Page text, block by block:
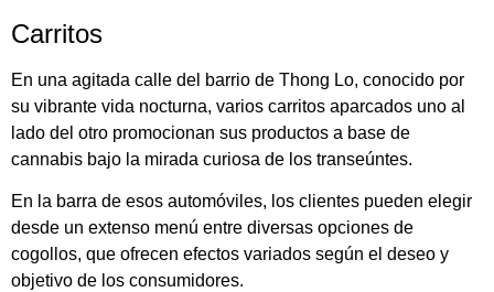
Carritos
En una agitada calle del barrio de Thong Lo, conocido por
su vibrante vida nocturna, varios carritos aparcados uno al
lado del otro promocionan sus productos a base de
cannabis bajo la mirada curiosa de los transeúntes.
En la barra de esos automóviles, los clientes pueden elegir
desde un extenso menú entre diversas opciones de
cogollos, que ofrecen efectos variados según el deseo y
objetivo de los consumidores.